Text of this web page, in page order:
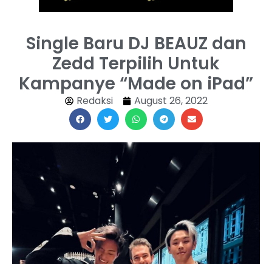
Single Baru DJ BEAUZ dan
Zedd Terpilih Untuk
Kampanye “Made on iPad”
Redaksi August 26, 2022